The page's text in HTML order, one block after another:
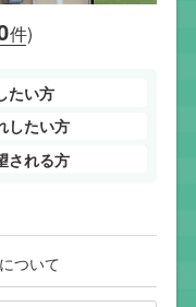
件)
たい方
したい方
される方
ついて